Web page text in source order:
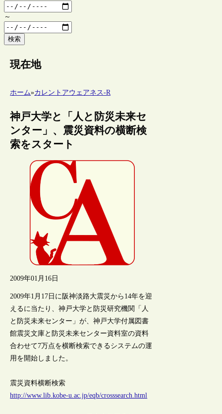
～
検索
現在地
ホーム»カレントアウェアネス-R
神戸大学と「人と防災未来セ
ンター」、震災資料の横断検
索をスタート
2009年01月16日
2009年1月17日に阪神淡路大震災から14年を迎
えるに当たり、神戸大学と防災研究機関「人
と防災未来センター」が、神戸大学付属図書
館震災文庫と防災未来センター資料室の資料
合わせて7万点を横断検索できるシステムの運
用を開始しました。
震災資料横断検索
http://www.lib.kobe-u.ac.jp/eqb/crosssearch.html